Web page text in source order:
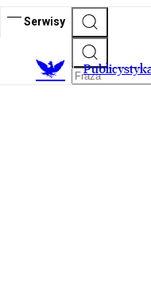
Serwisy